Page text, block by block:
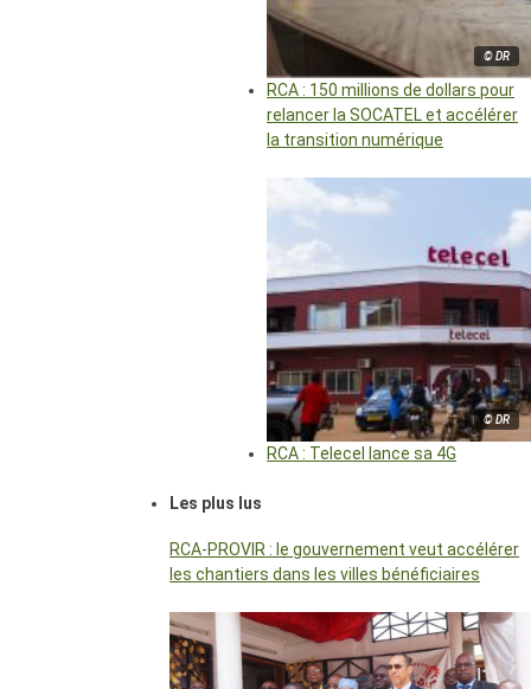
© DR
RCA : 150 millions de dollars pour
relancer la SOCATEL et accélérer
la transition numérique
© DR
RCA : Telecel lance sa 4G
Les plus lus
RCA-PROVIR : le gouvernement veut accélérer
les chantiers dans les villes bénéficiaires